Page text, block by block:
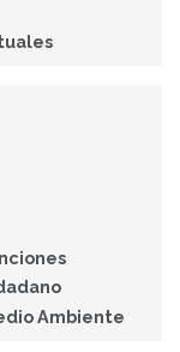
Ambiente